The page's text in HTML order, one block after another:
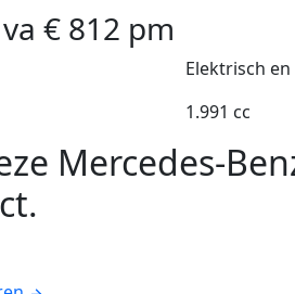
va € 812 pm
Elektrisch
1.991 cc
Mercedes-
.